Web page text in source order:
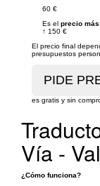
60 €
Es el precio
↑ 150 €
El precio final
presupuestos
es gratis y sin
Vía -
¿Cómo funciona?